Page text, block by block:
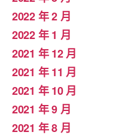
2022 年 2 月
2022 年 1 月
2021 年 12 月
2021 年 11 月
2021 年 10 月
2021 年 9 月
2021 年 8 月